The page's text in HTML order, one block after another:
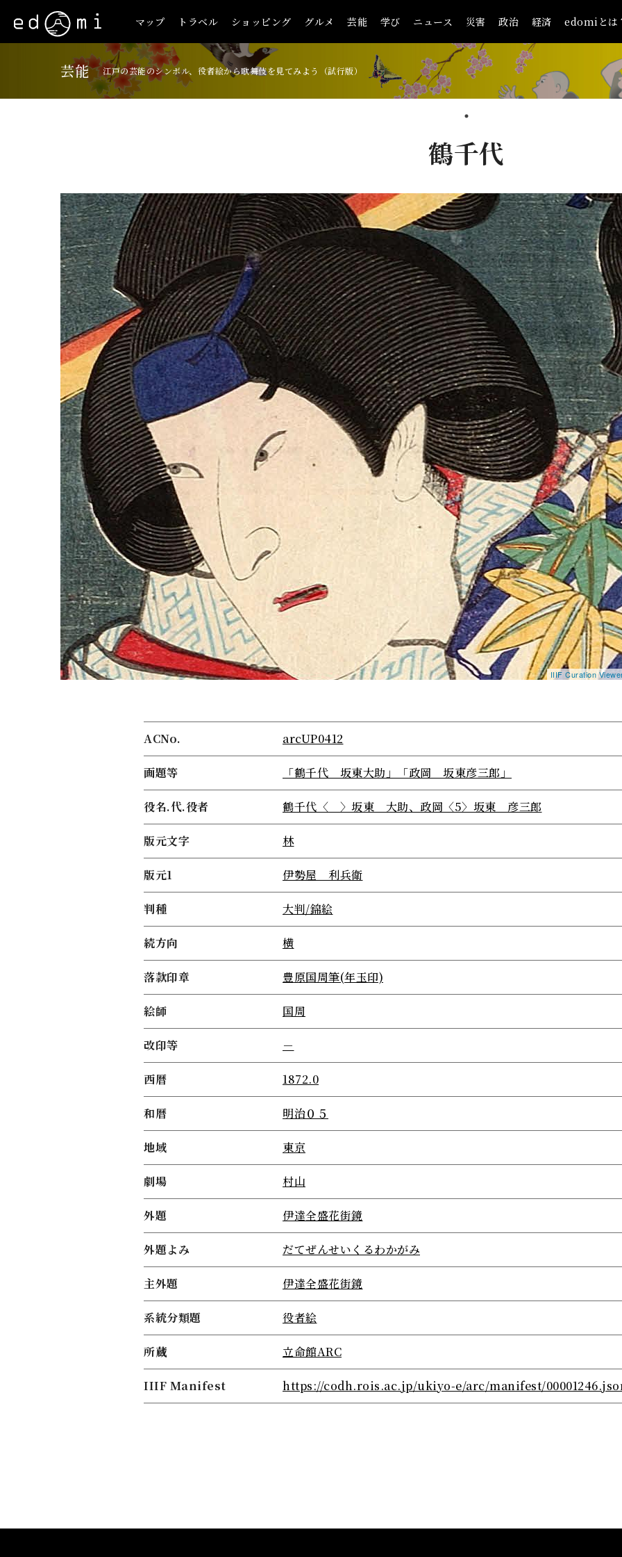
マップ トラベル ショッピング グルメ 芸能 学び ニュース 災害 政治 経済 edomiとは
芸能 江戸の芸能のシンボル、役者絵から歌舞伎を見てみよう（試行版）
鶴千代
+
-
IIIF Curation
ACNo. arcUP0412
画題等 「鶴千代 坂東大助」「政岡 坂東彦三郎」
役名.代.役者 鶴千代〈 〉坂東 大助、政岡〈5〉坂東 彦三郎
版元文字 林
版元1 伊勢屋 利兵衛
判種 大判/錦絵
続方向 横
落款印章 豊原国周筆(年玉印)
絵師 国周
改印等 －
西暦 1872.0
和暦 明治０５
地域 東京
劇場 村山
外題 伊達全盛花街鏡
外題よみ だてぜんせいくるわかがみ
主外題 伊達全盛花街鏡
系統分類題 役者絵
所蔵 立命館ARC
IIIF Manifest https://codh.rois.ac.jp/ukiyo-e/arc/manifest/